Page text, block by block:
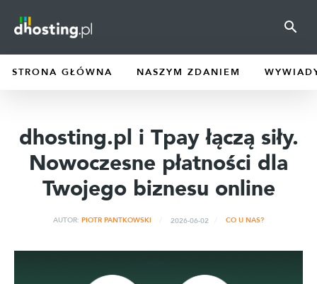
STRONA GŁÓWNA NASZYM ZDANIEM
dhosting.pl i Tpay łączą siły.
Nowoczesne płatności dla
Twojego biznesu online
AUTOR: PIOTR PANTKOWSKI 2026-06-02 CO U NAS?